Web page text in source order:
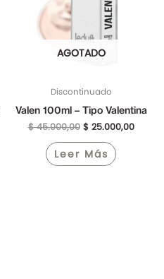
AGOTADO
Discontinuado
Valen 100ml – Tipo Valentina
$45.000,00 $ 25.000,00
Leer Más